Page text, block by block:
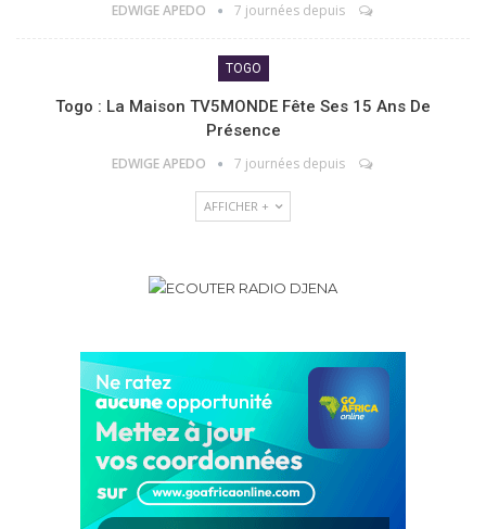
EDWIGE APEDO 7 journées depuis
TOGO
Togo : La Maison TV5MONDE Fête Ses 15 Ans De
Présence
EDWIGE APEDO 7 journées depuis
AFFICHER +